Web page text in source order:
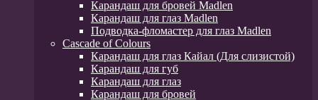
Карандаш для бровей Madlen
Карандаш для глаз Madlen
Подводка-фломастер для глаз Madlen
Cascade of Colours
Карандаш для глаз Кайал (Для слизистой)
Карандаш для губ
Карандаш для глаз
Карандаш для бровей